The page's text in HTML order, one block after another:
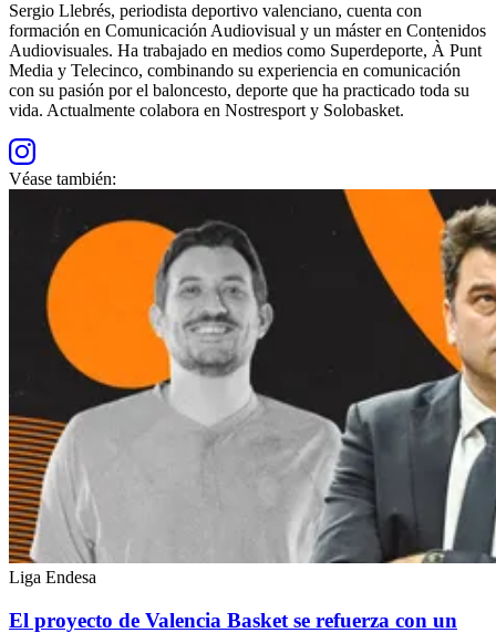
Sergio Llebrés, periodista deportivo valenciano, cuenta con
formación en Comunicación Audiovisual y un máster en Contenidos
Audiovisuales. Ha trabajado en medios como Superdeporte, À Punt
Media y Telecinco, combinando su experiencia en comunicación
con su pasión por el baloncesto, deporte que ha practicado toda su
vida. Actualmente colabora en Nostresport y Solobasket.
Véase también:
Liga Endesa
El proyecto de Valencia Basket se refuerza con un